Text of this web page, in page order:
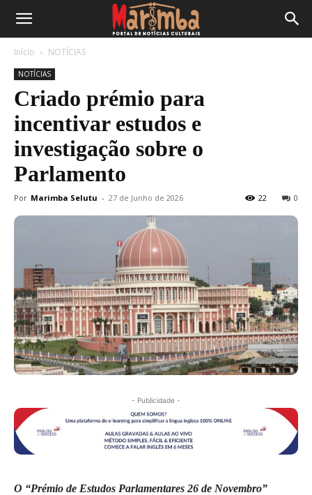
Início NOTÍCIAS
NOTÍCIAS
Criado prémio para
incentivar estudos e
investigação sobre o
Parlamento
Por Marimba Selutu - 27 de Junho de 2026 0
22
- Publicidade -
O “Prémio de Estudos Parlamentares 26 de Novembro”